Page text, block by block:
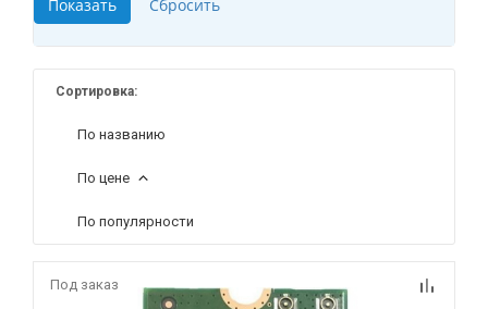
Сортировка:
По названию
По цене
По популярности
Под заказ